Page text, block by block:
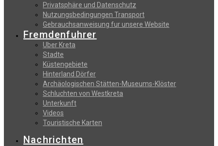
Privatsphäre und Datenschutz
Nutzungsbedingungen Transport
Gebrauchsanweisung fur unsere Website
Fremdenfuhrer
Uber Kreta
Stadte
Küstengebiete
Hinterland Dörfer
Archäologischen Stätten-Museums-Klöster
Schluchten von Westkreta
Unterkunft
Videos
Touristische Karten
Nachrichten